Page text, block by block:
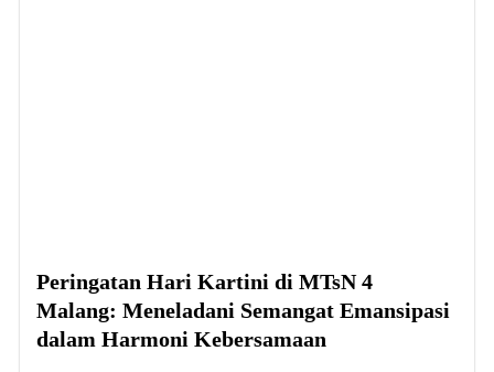
Peringatan Hari Kartini di MTsN 4
Malang: Meneladani Semangat Emansipasi
dalam Harmoni Kebersamaan